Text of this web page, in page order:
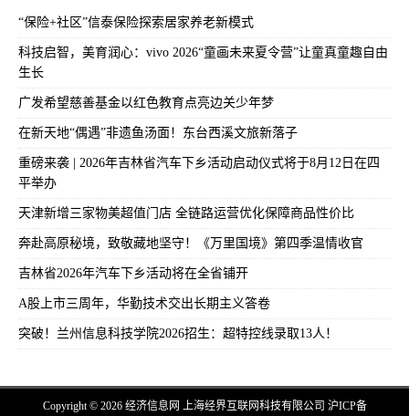
“保险+社区”信泰保险探索居家养老新模式
科技启智，美育润心：vivo 2026“童画未来夏令营”让童真童趣自由
生长
广发希望慈善基金以红色教育点亮边关少年梦
在新天地“偶遇”非遗鱼汤面！东台西溪文旅新落子
重磅来袭 | 2026年吉林省汽车下乡活动启动仪式将于8月12日在四
平举办
天津新增三家物美超值门店 全链路运营优化保障商品性价比
奔赴高原秘境，致敬藏地坚守！《万里国境》第四季温情收官
吉林省2026年汽车下乡活动将在全省铺开
A股上市三周年，华勤技术交出长期主义答卷
突破！兰州信息科技学院2026招生：超特控线录取13人！
Copyright © 2026 经济信息网 上海经界互联网科技有限公司 沪ICP备